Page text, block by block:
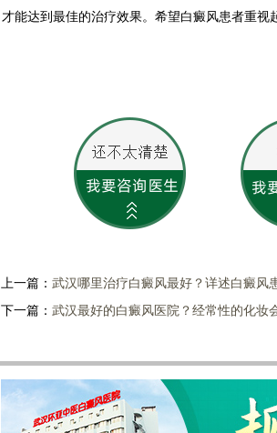
才能达到最佳的治疗效果。希望白癜风患者重视
上一篇： 武汉哪里治疗白癜风最好？详述白癜风
下一篇： 武汉最好的白癜风医院？经常性的化妆